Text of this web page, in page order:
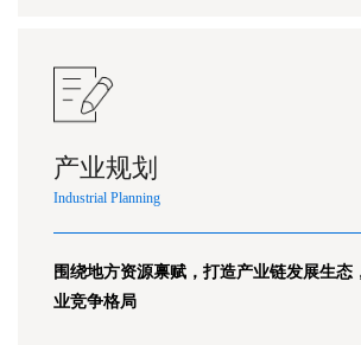
产业规划
Industrial Planning
围绕地方资源禀赋，打造产业链发展生态
业竞争格局